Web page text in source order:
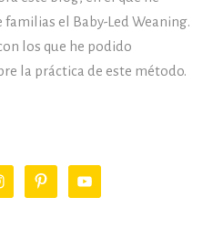
el Baby-Led Weaning.
los que he podido
la práctica de este método.